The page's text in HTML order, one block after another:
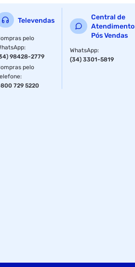
Televendas
pelo
:
98428-2779
pelo
:
729 5220
Central de
Atendimento
Pós Vendas
WhatsApp:
(34) 3301-5819